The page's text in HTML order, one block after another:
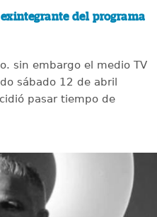
del programa
sin embargo el medio TV
sábado 12 de abril
pasar tiempo de